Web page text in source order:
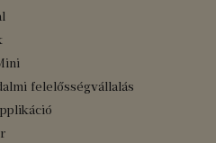
felelősségvállalás